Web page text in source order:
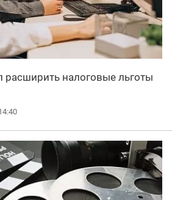
налоговые льготы